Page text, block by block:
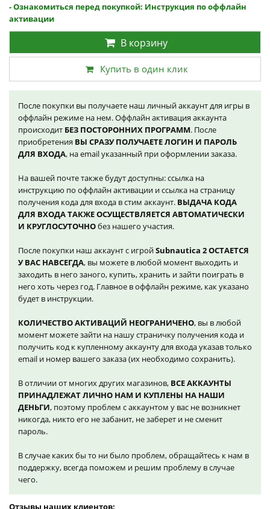
- Ознакомиться перед покупкой: Инструкция по оффлайн
активации
В корзину
Купить в один клик
После покупки вы получаете наш личный аккаунт для игры в
оффлайн режиме на нем. Оффлайн активация аккаунта
происходит БЕЗ ПОСТОРОННИХ ПРОГРАММ. После
приобретения ВЫ СРАЗУ ПОЛУЧАЕТЕ ЛОГИН И ПАРОЛЬ
ДЛЯ ВХОДА, на email указанный при оформлении заказа.
На вашей почте также будут доступны: ссылка на
инструкцию по оффлайн активации и ссылка на страницу
получения кода для входа в стим аккаунт. ВЫДАЧА КОДА
ДЛЯ ВХОДА ТАКЖЕ ОСУЩЕСТВЛЯЕТСЯ АВТОМАТИЧЕСКИ
И КРУГЛОСУТОЧНОбез нашего участия.
После покупки наш аккаунт с игройSubnautica 2 ОСТАЕТСЯ
У ВАС НАВСЕГДА, вы можете в любой момент выходить и
заходить в него заного, купить, хранить и зайти поиграть в
него хоть через год. Главное в оффлайн режиме, как указано
будет в инструкции.
КОЛИЧЕСТВО АКТИВАЦИЙ НЕОГРАНИЧЕНО, вы в любой
момент можете зайти на нашу страничку получения кода и
получить код к купленному аккаунту для входа указав только
email и номер вашего заказа (их необходимо сохранить).
В отличии от многих других магазинов, ВСЕ АККАУНТЫ
ПРИНАДЛЕЖАТ ЛИЧНО НАМ И КУПЛЕНЫ НА НАШИ
ДЕНЬГИ, поэтому проблем с аккаунтом у вас не возникнет
никогда, никто его не забанит, не заберет и не сменит
пароль.
В случае каких бы то ни было проблем, обращайтесь к нам в
поддержку, всегда поможем и решим проблему в случае
чего.
Отзывы наших клиентов: